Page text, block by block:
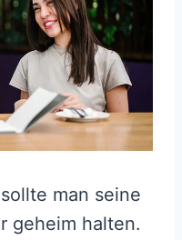
man seine
geheim halten.